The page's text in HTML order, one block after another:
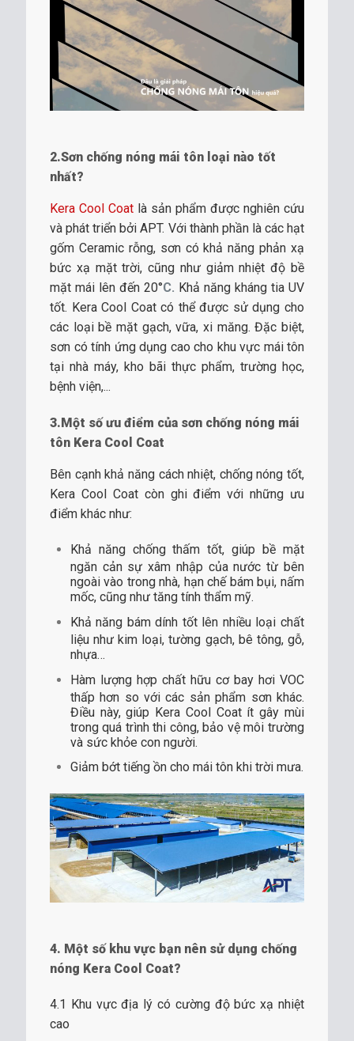
2.Sơn chống nóng mái tôn loại nào tốt
nhất?
Kera Cool Coat là sản phẩm được nghiên cứu
và phát triển bởi APT. Với thành phần là các hạt
gốm Ceramic rỗng, sơn có khả năng phản xạ
bức xạ mặt trời, cũng như giảm nhiệt độ bề
mặt mái lên đến 20°C. Khả năng kháng tia UV
tốt. Kera Cool Coat có thể được sử dụng cho
các loại bề mặt gạch, vữa, xi măng. Đặc biệt,
sơn có tính ứng dụng cao cho khu vực mái tôn
tại nhà máy, kho bãi thực phẩm, trường học,
bệnh viện,...
3.Một số ưu điểm của sơn chống nóng mái
tôn Kera Cool Coat
Bên cạnh khả năng cách nhiệt, chống nóng tốt,
Kera Cool Coat còn ghi điểm với những ưu
điểm khác như:
Khả năng chống thấm tốt, giúp bề mặt
ngăn cản sự xâm nhập của nước từ bên
ngoài vào trong nhà, hạn chế bám bụi, nấm
mốc, cũng như tăng tính thẩm mỹ.
Khả năng bám dính tốt lên nhiều loại chất
liệu như kim loại, tường gạch, bê tông, gỗ,
nhựa…
Hàm lượng hợp chất hữu cơ bay hơi VOC
thấp hơn so với các sản phẩm sơn khác.
Điều này, giúp Kera Cool Coat ít gây mùi
trong quá trình thi công, bảo vệ môi trường
và sức khỏe con người.
Giảm bớt tiếng ồn cho mái tôn khi trời mưa.
4. Một số khu vực bạn nên sử dụng chống
nóng Kera Cool Coat?
4.1 Khu vực địa lý có cường độ bức xạ nhiệt
cao